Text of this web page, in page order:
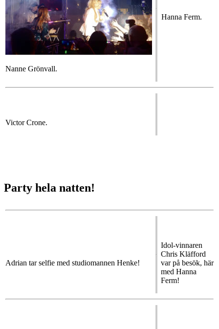
Nanne Grönvall.
Hanna Ferm.
Victor Crone.
Party hela natten!
Adrian tar selfie med studiomannen Henke!
Idol-vinnaren
Chris Kläfford
var på besök, här
med Hanna
Ferm!